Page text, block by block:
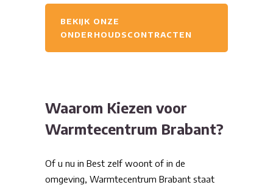
BEKIJK ONZE
ONDERHOUDSCONTRACTEN
Waarom Kiezen voor
Warmtecentrum Brabant?
Of u nu in Best zelf woont of in de
omgeving, Warmtecentrum Brabant staat